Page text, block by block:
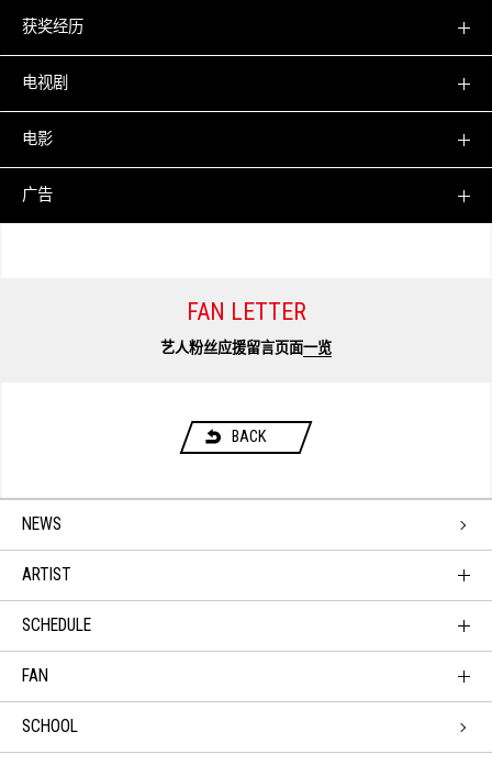
获奖经历
电视剧
电影
广告
FAN LETTER
艺人粉丝应援留言页面一览
BACK
NEWS
ARTIST
SCHEDULE
FAN
SCHOOL